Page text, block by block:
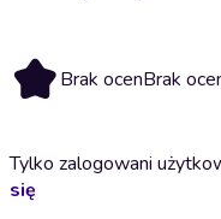
Brak ocenBrak
Tylko zalogowani
się